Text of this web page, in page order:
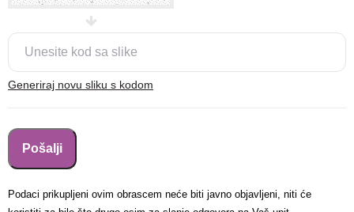
Generiraj novu sliku s kodom
Podaci prikupljeni ovim obrascem neće biti javno objavljeni, niti će